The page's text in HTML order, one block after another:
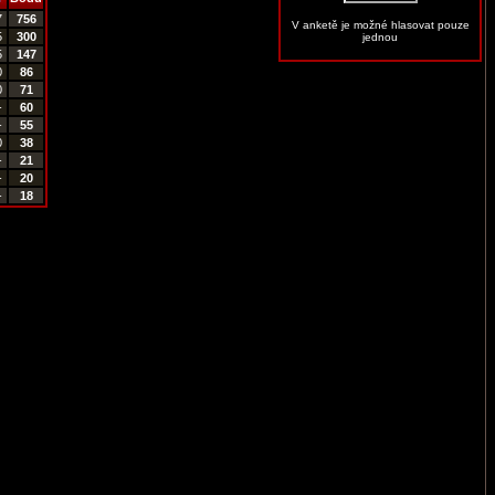
V anketě je možné hlasovat pouze
jednou
756
300
147
86
71
60
55
38
21
20
18